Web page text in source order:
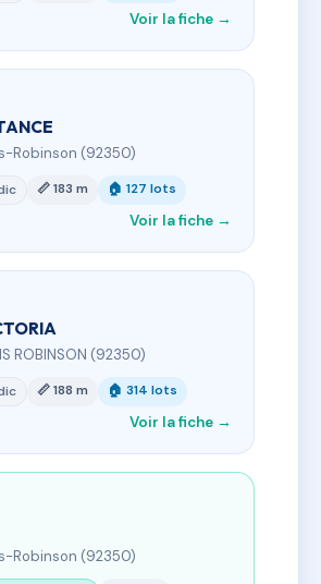
Voir la fiche →
Robinson (92350)
📏 183 m 🏠 127 lots
Voir la fiche →
ROBINSON (92350)
📏 188 m 🏠 314 lots
Voir la fiche →
Robinson (92350)